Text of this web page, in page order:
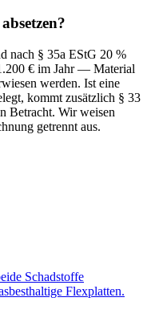
nach § 35a EStG 20 %
€ im Jahr — Material
werden. Ist eine
kommt zusätzlich § 33
Betracht. Wir weisen
getrennt aus.
Schadstoffe
Flexplatten.